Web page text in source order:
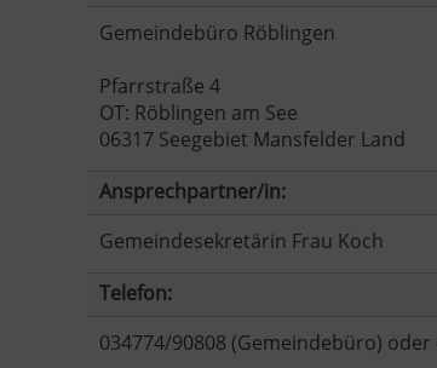
Gemeindebüro Röblingen
Pfarrstraße 4
OT: Röblingen am See
06317 Seegebiet Mansfelder Land
Ansprechpartner/in:
Gemeindesekretärin Frau Koch
Telefon:
034774/90808 (Gemeindebüro) oder